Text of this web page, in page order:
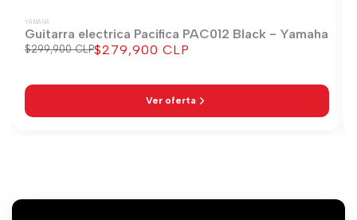
YAMAHA
Guitarra electrica Pacifica PAC012 Black - Yamaha
Precio
$299,900 CLPPrecio
$279,900 CLP
Ver oferta